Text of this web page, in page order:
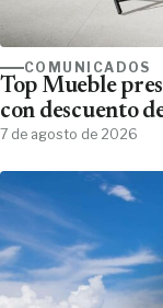
COMUNICADOS
Top Mueble
con descuento
7 de agosto de 2026